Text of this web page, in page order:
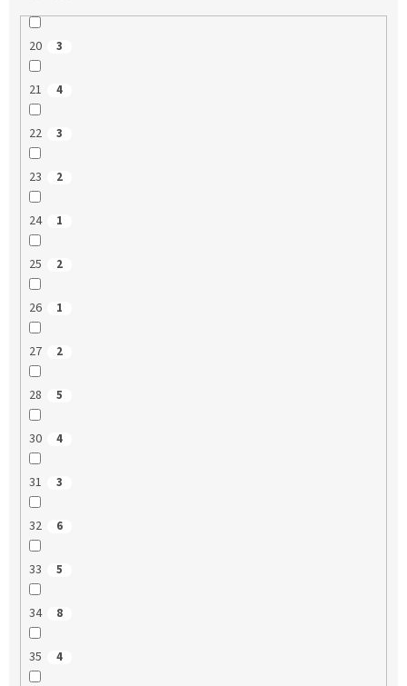
20 3
21 4
22 3
23 2
24 1
25 2
26 1
27 2
28 5
30 4
31 3
32 6
33 5
34 8
35 4